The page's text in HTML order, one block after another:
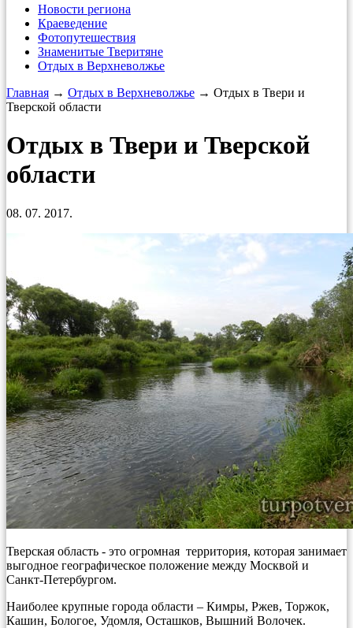
Новости региона
Краеведение
Фотопутешествия
Знаменитые Тверитяне
Отдых в Верхневолжье
Главная → Отдых в Верхневолжье → Отдых в Твери и
Тверской области
Отдых в Твери и Тверской
области
08. 07. 2017.
Тверская область - это огромная территория, которая занимает
выгодное географическое положение между Москвой и
Санкт-Петербургом.
Наиболее крупные города области – Кимры, Ржев, Торжок,
Кашин, Бологое, Удомля, Осташков, Вышний Волочек.